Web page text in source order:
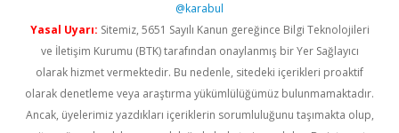
@karabul
Yasal Uyarı: Sitemiz, 5651 Sayılı Kanun gereğince Bilgi Teknolojileri
ve İletişim Kurumu (BTK) tarafından onaylanmış bir Yer Sağlayıcı
olarak hizmet vermektedir. Bu nedenle, sitedeki içerikleri proaktif
olarak denetleme veya araştırma yükümlülüğümüz bulunmamaktadır.
Ancak, üyelerimiz yazdıkları içeriklerin sorumluluğunu taşımakta olup,